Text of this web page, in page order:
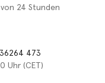
24 Stunden
473
Uhr (CET)